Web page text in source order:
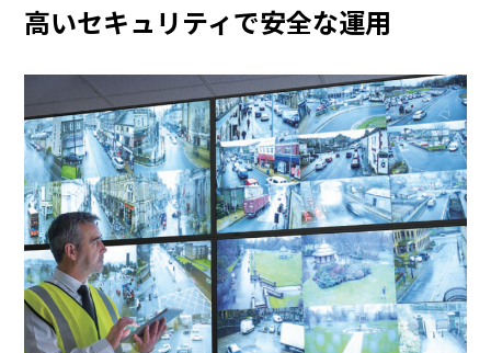
高いセキュリティで安全な運用